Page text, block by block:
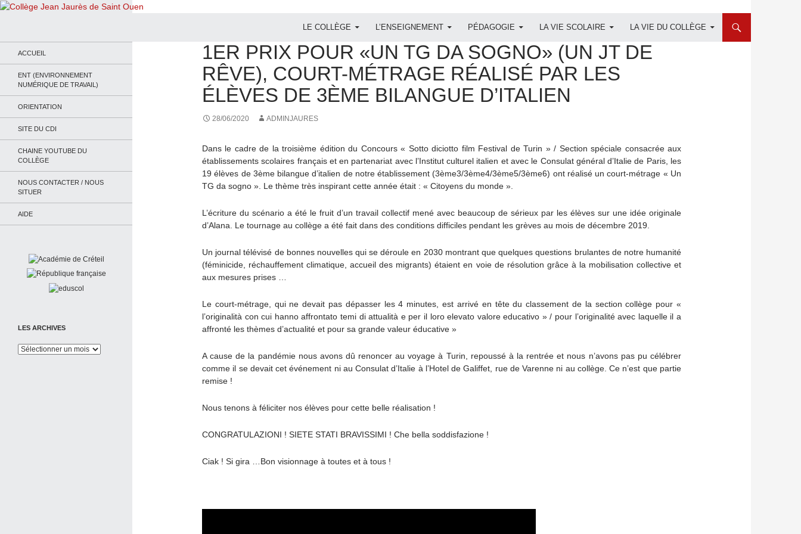
LE COLLÈGE L’ENSEIGNEMENT PÉDAGOGIE LA VIE SCOLAIRE LA VIE DU COLLÈGE
PROJET
1ER PRIX POUR «UN TG DA SOGNO» (UN JT DE
RÊVE), COURT-MÉTRAGE RÉALISÉ PAR LES
ÉLÈVES DE 3ÈME BILANGUE D’ITALIEN
28/06/2020 ADMINJAURES
Dans le cadre de la troisième édition du Concours « Sotto diciotto film Festival de Turin » / Section spéciale consacrée aux
établissements scolaires français et en partenariat avec l’Institut culturel italien et avec le Consulat général d’Italie de Paris, les
19 élèves de 3ème bilangue d’italien de notre établissement (3ème3/3ème4/3ème5/3ème6) ont réalisé un court-métrage « Un
TG da sogno ». Le thème très inspirant cette année était : « Citoyens du monde ».
L’écriture du scénario a été le fruit d’un travail collectif mené avec beaucoup de sérieux par les élèves sur une idée originale
d’Alana. Le tournage au collège a été fait dans des conditions difficiles pendant les grèves au mois de décembre 2019.
Un journal télévisé de bonnes nouvelles qui se déroule en 2030 montrant que quelques questions brulantes de notre humanité
(féminicide, réchauffement climatique, accueil des migrants) étaient en voie de résolution grâce à la mobilisation collective et
aux mesures prises …
Le court-métrage, qui ne devait pas dépasser les 4 minutes, est arrivé en tête du classement de la section collège pour «
l’originalità con cui hanno affrontato temi di attualità e per il loro elevato valore educativo » / pour l’originalité avec laquelle il a
affronté les thèmes d’actualité et pour sa grande valeur éducative »
A cause de la pandémie nous avons dû renoncer au voyage à Turin, repoussé à la rentrée et nous n’avons pas pu célébrer
comme il se devait cet événement ni au Consulat d’Italie à l’Hotel de Galiffet, rue de Varenne ni au collège. Ce n’est que partie
remise !
Nous tenons à féliciter nos élèves pour cette belle réalisation !
CONGRATULAZIONI ! SIETE STATI BRAVISSIMI ! Che bella soddisfazione !
Ciak ! Si gira …Bon visionnage à toutes et à tous !
ACCUEIL
ENT (ENVIRONNEMENT
NUMÉRIQUE DE TRAVAIL)
ORIENTATION
SITE DU CDI
CHAINE YOUTUBE DU
COLLÈGE
NOUS CONTACTER / NOUS
SITUER
AIDE
LES ARCHIVES
Les